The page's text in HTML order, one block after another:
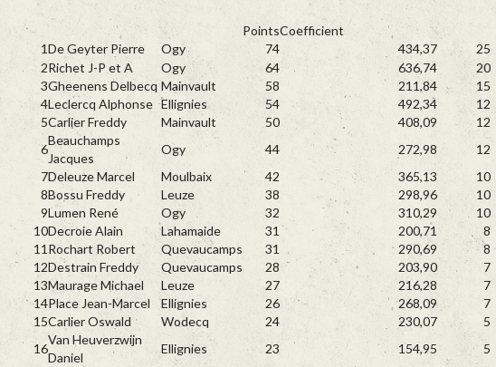
PointsCoefficient
1De Geyter Pierre Ogy 74 434,37
25
2Richet J-P et A Ogy 64 636,74
20
3Gheenens Delbecq Mainvault 58 211,84
15
4Leclercq Alphonse Ellignies 54 492,34
12
5Carlier Freddy Mainvault 50 408,09
12
6
Beauchamps
Jacques
Ogy 44 272,98
12
7Deleuze Marcel Moulbaix 42 365,13
10
8Bossu Freddy Leuze 38 298,96
10
9Lumen René Ogy 32 310,29
10
10Decroie Alain Lahamaide 31 200,71
8
11 Rochart Robert Quevaucamps 31 290,69
8
12Destrain Freddy Quevaucamps 28 203,90
7
13Maurage Michael Leuze 27 216,28
7
14Place Jean-Marcel Ellignies 26 268,09
7
15Carlier Oswald Wodecq 24 230,07
5
16
Van Heuverzwijn
Daniel
Ellignies 23 154,95 5